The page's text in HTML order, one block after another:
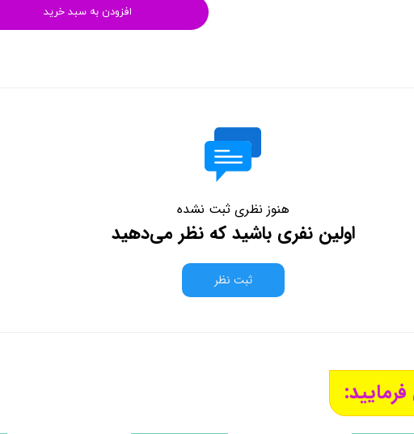
افزودن به سبد خرید
هنوز نظری ثبت نشده
اولین نفری باشید که نظر می‌دهید
ثبت نظر